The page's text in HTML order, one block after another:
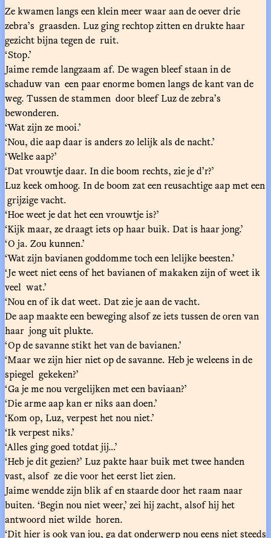
Ze kwamen langs een klein meer waar aan de oever drie
zebra’s graasden. Luz ging rechtop zitten en drukte haar
gezicht bijna tegen de ruit.
‘Stop.’
Jaime remde langzaam af. De wagen bleef staan in de
schaduw van een paar enorme bomen langs de kant van de
weg. Tussen de stammen door bleef Luz de zebra’s
bewonderen.
‘Wat zijn ze mooi.’
‘Nou, die aap daar is anders zo lelijk als de nacht.’
‘Welke aap?’
‘Dat vrouwtje daar. In die boom rechts, zie je d’r?’
Luz keek omhoog. In de boom zat een reusachtige aap met een
grijzige vacht.
‘Hoe weet je dat het een vrouwtje is?’
‘Kijk maar, ze draagt iets op haar buik. Dat is haar jong.’
‘O ja. Zou kunnen.’
‘Wat zijn bavianen goddomme toch een lelijke beesten.’
‘Je weet niet eens of het bavianen of makaken zijn of weet ik
veel wat.’
‘Nou en of ik dat weet. Dat zie je aan de vacht.
De aap maakte een beweging alsof ze iets tussen de oren van
haar jong uit plukte.
‘Op de savanne stikt het van de bavianen.’
‘Maar we zijn hier niet op de savanne. Heb je weleens in de
spiegel gekeken?’
‘Ga je me nou vergelijken met een baviaan?’
‘Die arme aap kan er niks aan doen.’
‘Kom op, Luz, verpest het nou niet.’
‘Ik verpest niks.’
‘Alles ging goed totdat jij…’
‘Heb je dit gezien?’ Luz pakte haar buik met twee handen
vast, alsof ze die voor het eerst liet zien.
Jaime wendde zijn blik af en staarde door het raam naar
buiten. ‘Begin nou niet weer,’ zei hij zacht, alsof hij het
antwoord niet wilde horen.
‘Dit hier is ook van jou, ga dat onderwerp nou eens niet steeds